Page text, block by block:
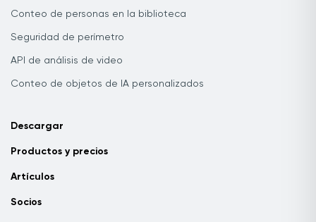
Conteo de personas en la biblioteca
Seguridad de perímetro
API de análisis de video
Conteo de objetos de IA personalizados
Descargar
Productos y precios
Artículos
Socios